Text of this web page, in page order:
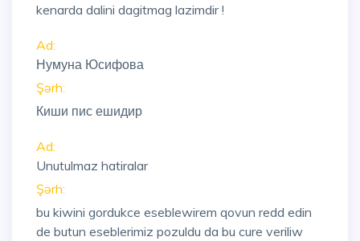
kenarda dalini dagitmag lazimdir !
Ad:
Нумуна Юсифова
Şərh:
Киши пис ешидир
Ad:
Unutulmaz hatiralar
Şərh:
bu kiwini gordukce eseblewirem qovun redd edin
de butun eseblerimiz pozuldu da bu cure veriliw